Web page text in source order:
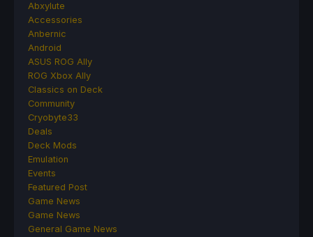
Abxylute
Accessories
Anbernic
Android
ASUS ROG Ally
ROG Xbox Ally
Classics on Deck
Community
Cryobyte33
Deals
Deck Mods
Emulation
Events
Featured Post
Game News
Game News
General Game News